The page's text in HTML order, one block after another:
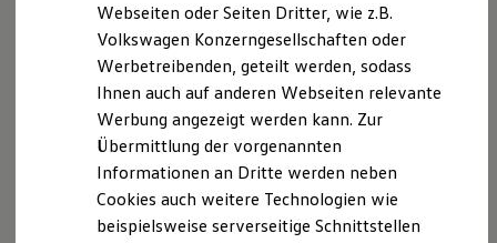
Volkswagen Kollektion
R-Kollektion
GTI Kollektion
Fußball Drop
we drive football
#wedriveproud
Besitzer und Service
myVolkswagen
Software Updates
Service und Ersatzteile
Inspektion und HU/AU
Copyright (c) 2015, Yahoo! Inc. All rights reserved.
seamless-immutable , Version 7.1.4
Copyright (C) 2016- Richard Feldman
react-transition-group, Version 2.9.0
Copyright (c) 2018, React Community
react-transition-group
, Version 4.4.1
Webseiten oder Seiten Dritter, wie z.B.
Volkswagen Konzerngesellschaften oder
Werbetreibenden, geteilt werden, sodass
Ihnen auch auf anderen Webseiten relevante
Werbung angezeigt werden kann. Zur
Übermittlung der vorgenannten
Informationen an Dritte werden neben
Cookies auch weitere Technologien wie
beispielsweise serverseitige Schnittstellen